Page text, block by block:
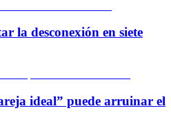
la desconexión en siete
ideal” puede arruinar el